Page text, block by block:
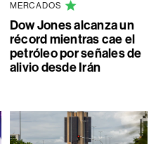
MERCADOS
Dow Jones alcanza un
récord mientras cae el
petróleo por señales de
alivio desde Irán